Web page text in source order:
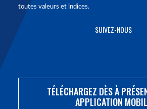
toutes valeurs et indices.
SUIVEZ-NOUS
TÉLÉCHARGEZ DÈS À
APPLICATION